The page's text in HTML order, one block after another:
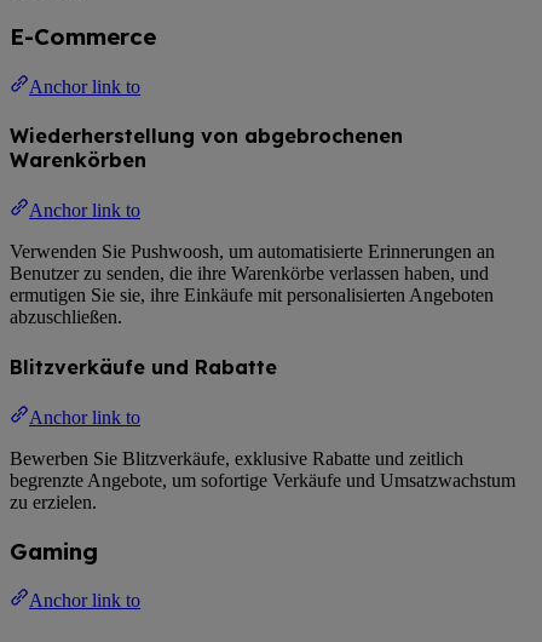
E-Commerce
Anchor link to
Wiederherstellung von abgebrochenen
Warenkörben
Anchor link to
Verwenden Sie Pushwoosh, um automatisierte Erinnerungen an
Benutzer zu senden, die ihre Warenkörbe verlassen haben, und
ermutigen Sie sie, ihre Einkäufe mit personalisierten Angeboten
abzuschließen.
Blitzverkäufe und Rabatte
Anchor link to
Bewerben Sie Blitzverkäufe, exklusive Rabatte und zeitlich
begrenzte Angebote, um sofortige Verkäufe und Umsatzwachstum
zu erzielen.
Gaming
Anchor link to